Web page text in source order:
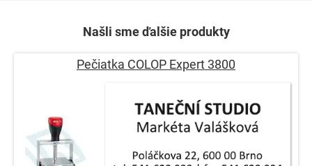
Našli sme ďalšie produkty
Pečiatka COLOP Expert 3800